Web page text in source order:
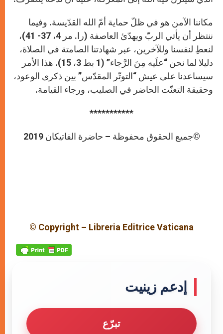
مكاننا الآمن هو في ظلّ حماية أمّ الله القدّيسة. وفيما
ننتظر أن يأتي الربّ ويهدّئ العاصفة (را. مر 4، 37- 41)،
لنعطِ لنفسنا وللآخرين، عبر شهادتنا الصامتة في الصلاة،
دليلا لما نحن “علَيه مِنَ الرَّجاء” (1 بط 3، 15). هذا الأمر
سيساعدنا على عيش “التوتّر المقدّس” بين ذكرى الوعود،
وحقيقة التعنّت الحاضر في الصليب، ورجاء القيامة.
***********
©جميع الحقوق محفوظة – حاضرة الفاتيكان 2019
© Copyright – Libreria Editrice Vaticana
إدعم زينيت
تبرّع